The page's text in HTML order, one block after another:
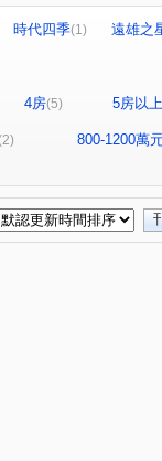
時代四季(1)
遠雄之
市政寶佳麗
戀曲
(1) 久樘好雅(1)
荷
街(1) 精誠二十八街
段(1) 建興路(1)
段(1) 太原路三段(1)
4房(5) 5房以上
(2)
800-1200萬